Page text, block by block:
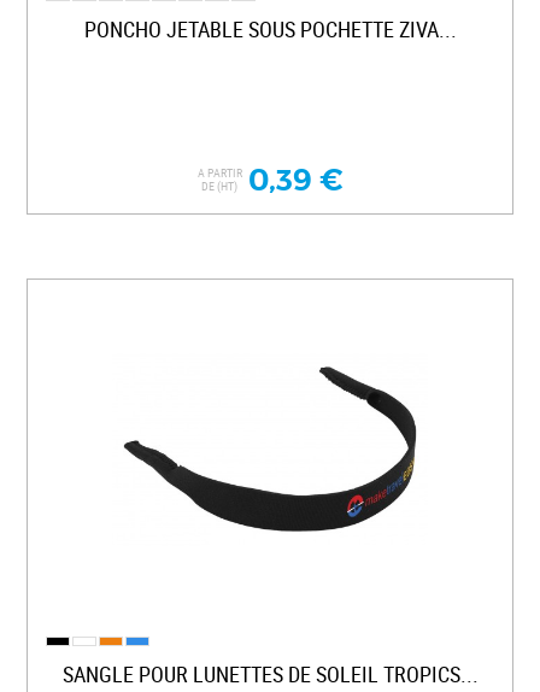
PONCHO JETABLE SOUS POCHETTE ZIVA...
A PARTIR
DE (HT) 0,39 €
SANGLE POUR LUNETTES DE SOLEIL TROPICS...